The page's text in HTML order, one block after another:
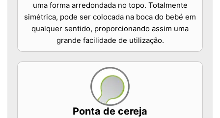
uma forma arredondada no topo. Totalmente
simétrica, pode ser colocada na boca do bebé em
qualquer sentido, proporcionando assim uma
grande facilidade de utilização.
Ponta de cereja